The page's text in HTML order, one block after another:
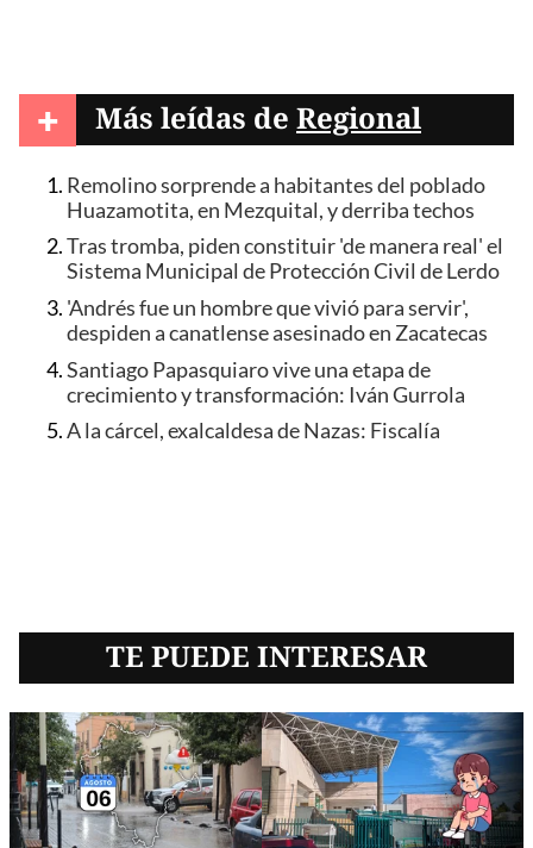
+ Más leídas de Regional
Remolino sorprende a habitantes del poblado
Huazamotita, en Mezquital, y derriba techos
Tras tromba, piden constituir 'de manera real' el
Sistema Municipal de Protección Civil de Lerdo
'Andrés fue un hombre que vivió para servir',
despiden a canatlense asesinado en Zacatecas
Santiago Papasquiaro vive una etapa de
crecimiento y transformación: Iván Gurrola
A la cárcel, exalcaldesa de Nazas: Fiscalía
TE PUEDE INTERESAR